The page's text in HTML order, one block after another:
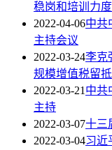
稳岗和培训力
2022-04-06中共
主持会议
2022-03-24李克
规模增值税留
2022-03-21中共
主持
2022-03-07十三
2022-03-04习近